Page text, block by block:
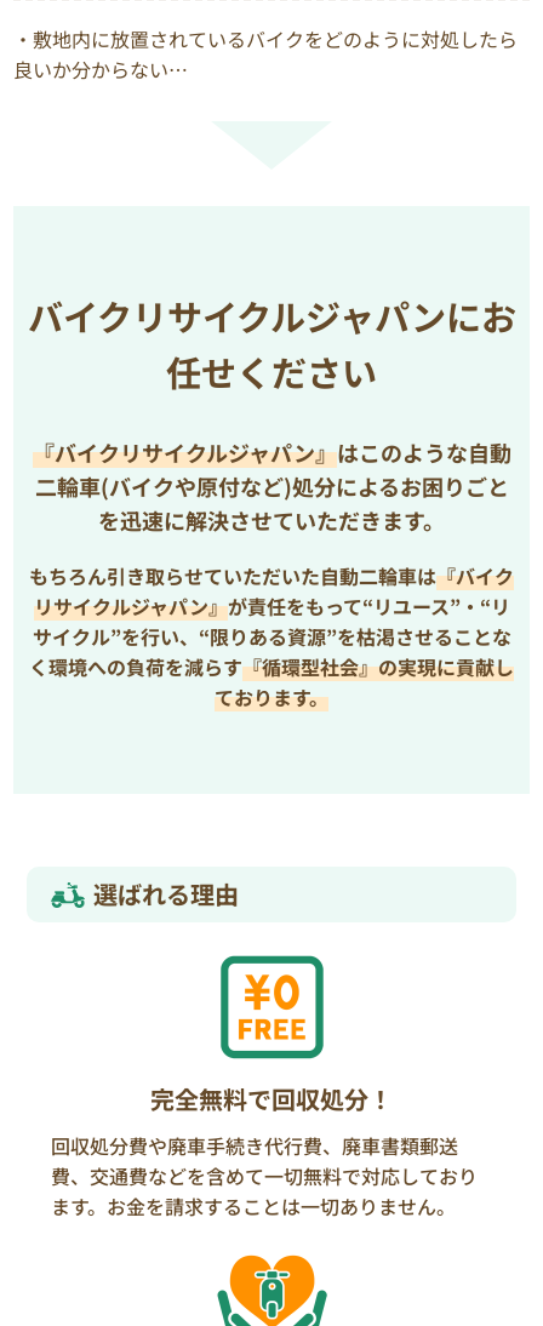
・敷地内に放置されているバイクをどのように対処したら
良いか分からない…
バイクリサイクルジャパンにお
任せください
『バイクリサイクルジャパン』はこのような自動
二輪車(バイクや原付など)処分によるお困りごと
を迅速に解決させていただきます。
もちろん引き取らせていただいた自動二輪車は『バイク
リサイクルジャパン』が責任をもって“リユース”・“リ
サイクル”を行い、 “限りある資源”を枯渇させることな
く環境への負荷を減らす『循環型社会』の実現に貢献し
ております。
選ばれる理由
完全無料で回収処分！
回収処分費や廃車手続き代行費、廃車書類郵送
費、交通費などを含めて一切無料で対応しており
ます。お金を請求することは一切ありません。